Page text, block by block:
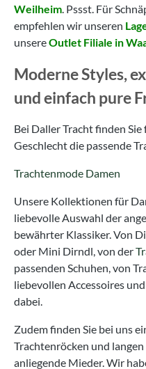
Weilheim. Pssst. Für
empfehlen wir unseren
unsereOutlet Filiale in
Moderne Styles,
und einfach pure
Bei Daller Tracht finden
Geschlecht die passende
Trachtenmode Damen
Unsere Kollektionen für
liebevolle Auswahl der
bewährter Klassiker. Von
oder Mini Dirndl, von der
passenden Schuhen, von
liebevollen Accessoires
dabei.
Zudem finden Sie bei uns
Trachtenröcken und
anliegende Mieder. Wir